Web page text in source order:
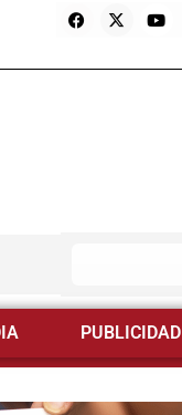
PUBLICIDAD